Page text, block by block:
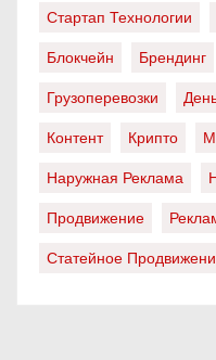
Стартап Технологии
Блокчейн
Брендинг
Грузоперевозки
Контент
Крипто
Наружная Реклама
Продвижение
Статейное